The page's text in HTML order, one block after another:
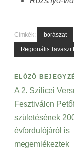
Címkék: borászat
Regionális Tavaszi
ELŐZŐ
A 2. Szilicei
Fesztiválon
születésének
évfordulójáról is
megemlékeztek